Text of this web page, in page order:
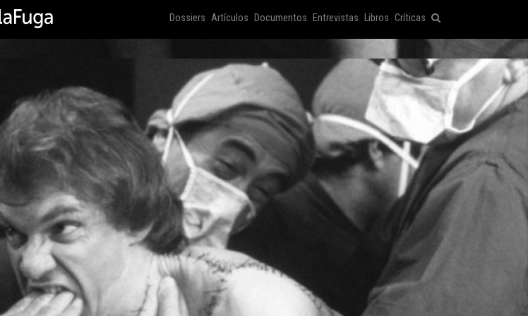
Dossiers Artículos Documentos Entrevistas Libros Críticas